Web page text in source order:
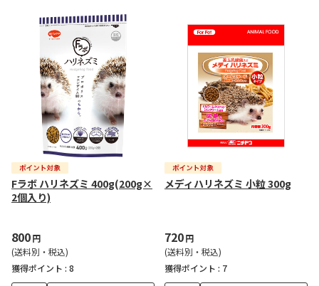
Fラボ ハリネズミ 400g(200g×
2個入り)
800円
(送料別・税込)
獲得ポイント : 8
メディハリネズミ 小粒 300g
720円
(送料別・税込)
獲得ポイント : 7